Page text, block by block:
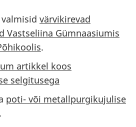
värvikirevad
Vastseliina Gümnaasiumis
.
artikkel koos
selgitusega
poti- või metallpurgikujulise
.